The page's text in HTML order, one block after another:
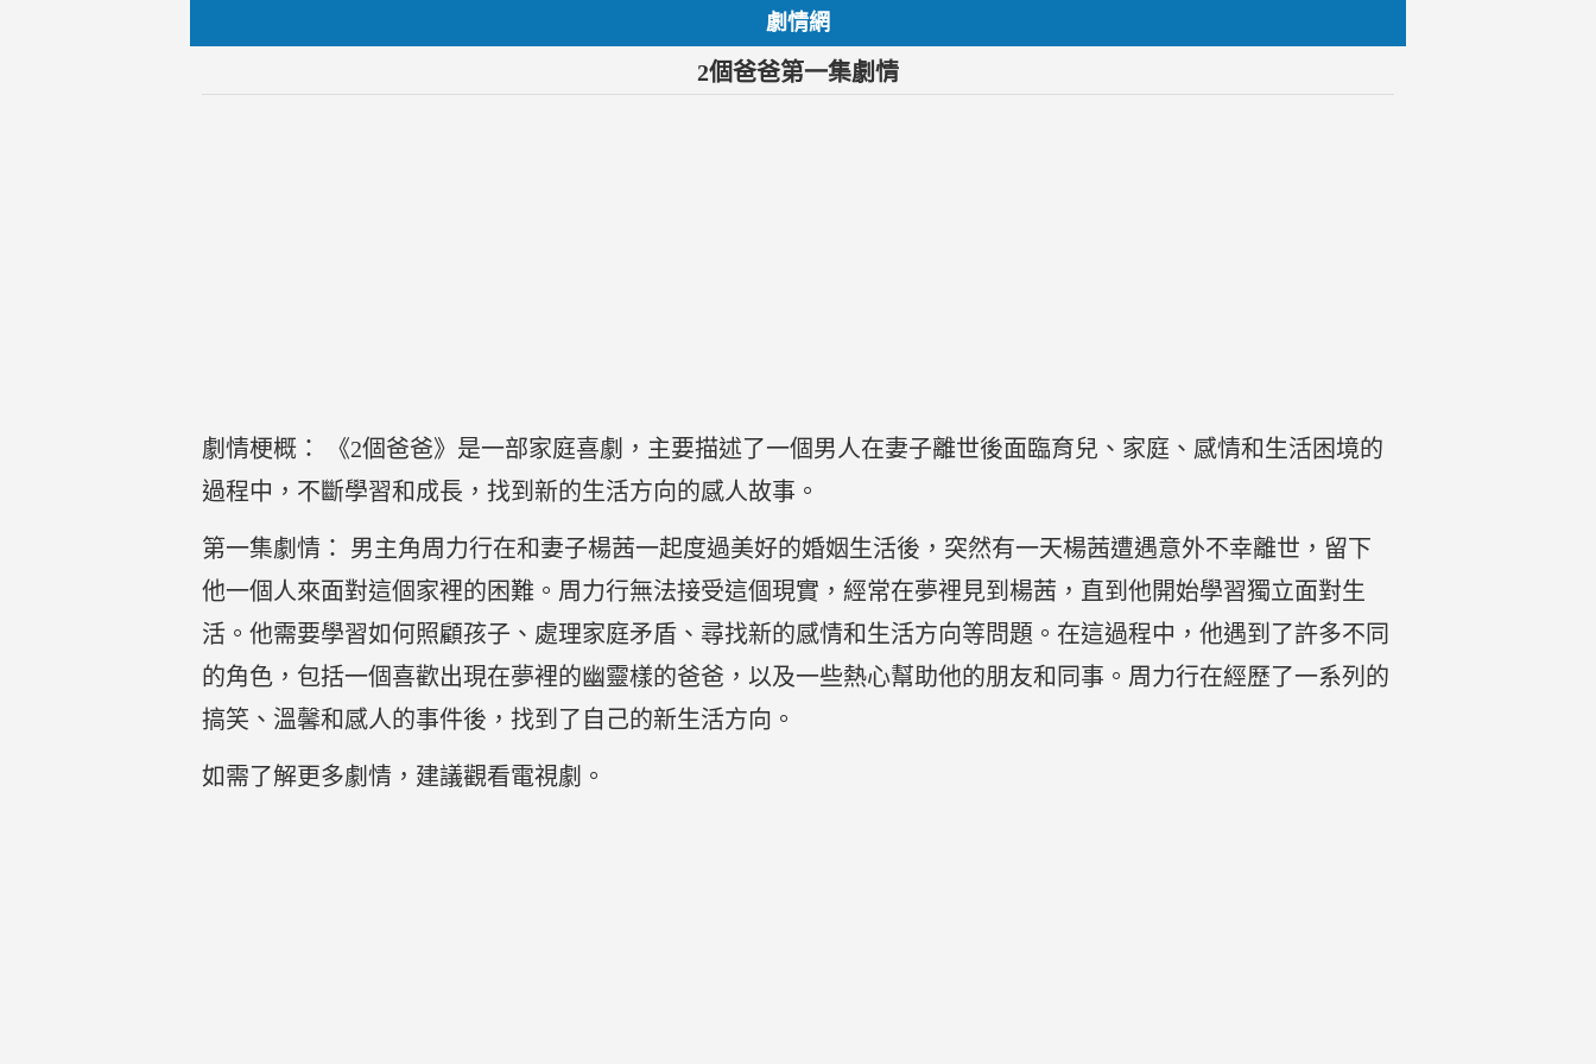
劇情網
2個爸爸第一集劇情
劇情梗概： 《2個爸爸》是一部家庭喜劇，主要描述了一個男人在妻子離世後面臨育兒、家庭、感情和生活困境的
過程中，不斷學習和成長，找到新的生活方向的感人故事。
第一集劇情： 男主角周力行在和妻子楊茜一起度過美好的婚姻生活後，突然有一天楊茜遭遇意外不幸離世，留下
他一個人來面對這個家裡的困難。周力行無法接受這個現實，經常在夢裡見到楊茜，直到他開始學習獨立面對生
活。他需要學習如何照顧孩子、處理家庭矛盾、尋找新的感情和生活方向等問題。在這過程中，他遇到了許多不同
的角色，包括一個喜歡出現在夢裡的幽靈樣的爸爸，以及一些熱心幫助他的朋友和同事。周力行在經歷了一系列的
搞笑、溫馨和感人的事件後，找到了自己的新生活方向。
如需了解更多劇情，建議觀看電視劇。